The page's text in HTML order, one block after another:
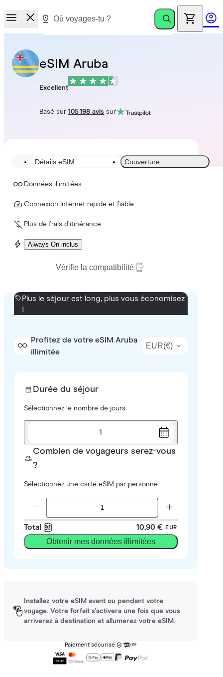
eSIM Aruba
Excellent
Basé sur105 198 avis sur
Détails eSIM Couverture
Données illimitées
Connexion Internet rapide et fiable
Plus de frais d’itinérance
Always On inclus
Vérifie la compatibilité
Plus le séjour est long, plus vous économisez
!
Profitez de votre eSIM Aruba
illimitée
EUR(€)
Durée du séjour
Sélectionnez le nombre de jours
1
Combien de voyageurs serez-vous
?
Sélectionnez une carte eSIM par personne
Total 10,90 € EUR
Obtenir mes données illimitées
Installez votre eSIM avant ou pendant votre
voyage. Votre forfait s'activera une fois que vous
arriverez à destination et allumerez votre eSIM.
Paiement sécurisé